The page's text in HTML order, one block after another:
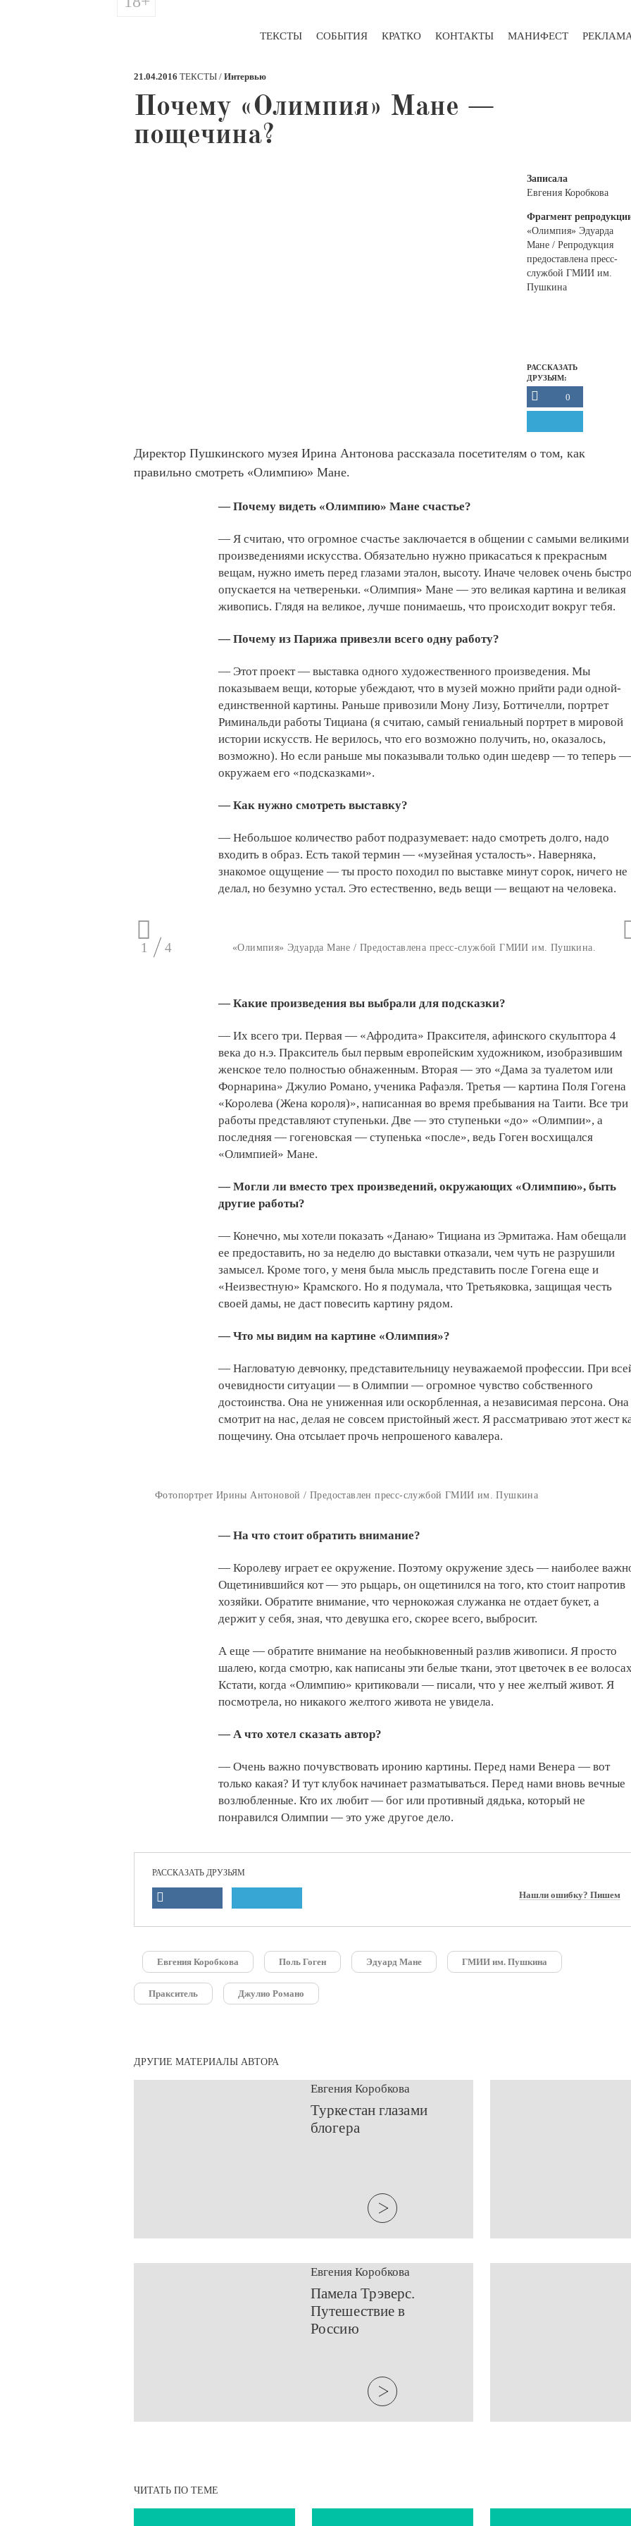
ТЕКСТЫ СОБЫТИЯ КРАТКО КОНТАКТЫ МАНИФЕСТ
21.04.2016 ТЕКСТЫ / Интервью
​Почему «Олимпия» Мане —
пощечина?
Записала
Евгения Коробкова
Фрагмент
«Олимпия» Эдуарда
Мане / Репродукция
предоставлена пресс-
службой ГМИИ им.
Пушкина
РАССКАЗАТЬ
ДРУЗЬЯМ:
0
Директор Пушкинского музея Ирина Антонова рассказала посетителям о том, как
правильно смотреть «Олимпию» Мане.
— Почему видеть «Олимпию» Мане счастье?
— Я считаю, что огромное счастье заключается в общении с самыми великими
произведениями искусства. Обязательно нужно прикасаться к прекрасным
вещам, нужно иметь перед глазами эталон, высоту. Иначе человек очень быстро
опускается на четвереньки. «Олимпия» Мане — это великая картина и великая
живопись. Глядя на великое, лучше понимаешь, что происходит вокруг тебя.
— Почему из Парижа привезли всего одну работу?
— Этот проект — выставка одного художественного произведения. Мы
показываем вещи, которые убеждают, что в музей можно прийти ради одной-
единственной картины. Раньше привозили Мону Лизу, Боттичелли, портрет
Риминальди работы Тициана (я считаю, самый гениальный портрет в мировой
истории искусств. Не верилось, что его возможно получить, но, оказалось,
возможно). Но если раньше мы показывали только один шедевр — то теперь —
окружаем его «подсказками».
— Как нужно смотреть выставку?
— Небольшое количество работ подразумевает: надо смотреть долго, надо
входить в образ. Есть такой термин — «музейная усталость». Наверняка,
знакомое ощущение — ты просто походил по выставке минут сорок, ничего не
делал, но безумно устал. Это естественно, ведь вещи — вещают на человека.
«Олимпия» Эдуарда Мане / Предоставлена пресс-службой ГМИИ им. Пушкина.
1 4
— Какие произведения вы выбрали для подсказки?
— Их всего три. Первая — «Афродита» Праксителя, афинского скульптора 4
века до н.э. Пракситель был первым европейским художником, изобразившим
женское тело полностью обнаженным. Вторая — это «Дама за туалетом или
Форнарина» Джулио Романо, ученика Рафаэля. Третья — картина Поля Гогена
«Королева (Жена короля)», написанная во время пребывания на Таити. Все три
работы представляют ступеньки. Две — это ступеньки «до» «Олимпии», а
последняя — гогеновская — ступенька «после», ведь Гоген восхищался
«Олимпией» Мане.
— Могли ли вместо трех произведений, окружающих «Олимпию», быть
другие работы?
— Конечно, мы хотели показать «Данаю» Тициана из Эрмитажа. Нам обещали
ее предоставить, но за неделю до выставки отказали, чем чуть не разрушили
замысел. Кроме того, у меня была мысль представить после Гогена еще и
«Неизвестную» Крамского. Но я подумала, что Третьяковка, защищая честь
своей дамы, не даст повесить картину рядом.
— Что мы видим на картине «Олимпия»?
— Нагловатую девчонку, представительницу неуважаемой профессии. При
очевидности ситуации — в Олимпии — огромное чувство собственного
достоинства. Она не униженная или оскорбленная, а независимая персона. Она
смотрит на нас, делая не совсем пристойный жест. Я рассматриваю этот жест
пощечину. Она отсылает прочь непрошеного кавалера.
Фотопортрет Ирины Антоновой / Предоставлен пресс-службой ГМИИ им. Пушкина
— На что стоит обратить внимание?
— Королеву играет ее окружение. Поэтому окружение здесь — наиболее
Ощетинившийся кот — это рыцарь, он ощетинился на того, кто стоит напротив
хозяйки. Обратите внимание, что чернокожая служанка не отдает букет, а
держит у себя, зная, что девушка его, скорее всего, выбросит.
А еще — обратите внимание на необыкновенный разлив живописи. Я просто
шалею, когда смотрю, как написаны эти белые ткани, этот цветочек в ее
Кстати, когда «Олимпию» критиковали — писали, что у нее желтый живот. Я
посмотрела, но никакого желтого живота не увидела.
— А что хотел сказать автор?
— Очень важно почувствовать иронию картины. Перед нами Венера — вот
только какая? И тут клубок начинает разматываться. Перед нами вновь вечные
возлюбленные. Кто их любит — бог или противный дядька, который не
понравился Олимпии — это уже другое дело.
РАССКАЗАТЬ ДРУЗЬЯМ
Нашли ошибку? Пишем
Евгения Коробкова Поль Гоген Эдуард Мане ГМИИ им. Пушкина
Пракситель Джулио Романо
ДРУГИЕ МАТЕРИАЛЫ АВТОРА
Евгения Коробкова
Туркестан глазами
блогера
Евгения Коробкова
​Памела Трэверс.
Путешествие в
Россию
ЧИТАТЬ ПО ТЕМЕ